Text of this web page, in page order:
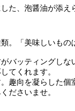
た、泡醤油が添
類。「美味しいも
バッティングし
てくれます。
趣向を凝らした
ださいませ。